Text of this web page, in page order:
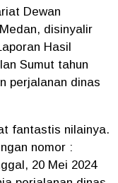
Dewan
disinyalir
Hasil
Sumut tahun
perjalanan dinas
fantastis nilainya.
nomor :
20 Mei 2024